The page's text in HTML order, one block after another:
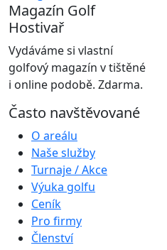
Magazín Golf
Hostivař
Vydáváme si vlastní
golfový magazín v tištěné
i online podobě. Zdarma.
Často navštěvované
O areálu
Naše služby
Turnaje / Akce
Výuka golfu
Ceník
Pro firmy
Členství